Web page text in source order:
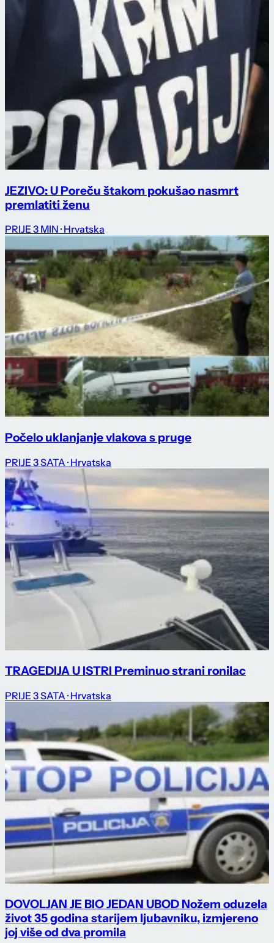
JEZIVO: U Poreču štakom pokušao nasmrt
premlatiti ženu
PRIJE 3 MIN · Hrvatska
Počelo uklanjanje vlakova s pruge
PRIJE 3 SATA · Hrvatska
TRAGEDIJA U ISTRI Preminuo strani ronilac
PRIJE 3 SATA · Hrvatska
DOVOLJAN JE BIO JEDAN UBOD Nožem oduzela
život 35 godina starijem ljubavniku, izmjereno
joj više od dva promila